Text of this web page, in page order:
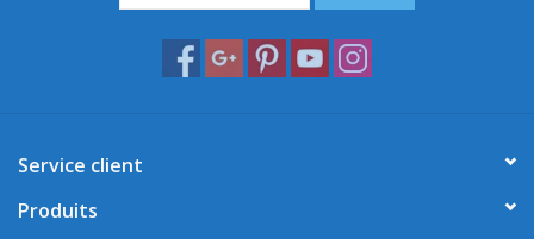
Service client
Produits